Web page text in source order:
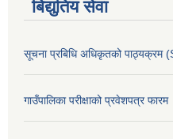
बिद्युतिय सेवा
सूचना प्रबिधि अधिकृतको
गाउँपालिका परीक्षाको प्रवेशपत्र फारम